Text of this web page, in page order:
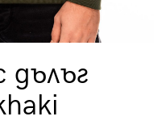
дълъг